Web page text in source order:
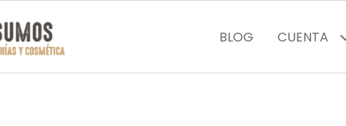
BLOG CUENTA